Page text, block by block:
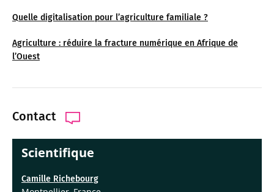
Quelle digitalisation pour l’agriculture familiale ?
Agriculture : réduire la fracture numérique en Afrique de
l’Ouest
Contact
Scientifique
Camille Richebourg